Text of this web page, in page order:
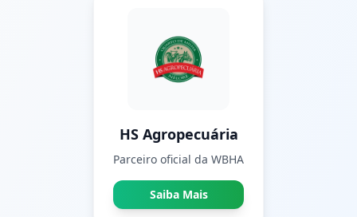
HS Agropecuária
Parceiro oficial da WBHA
Saiba Mais